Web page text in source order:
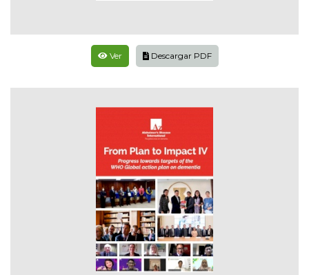
Ver Descargar PDF